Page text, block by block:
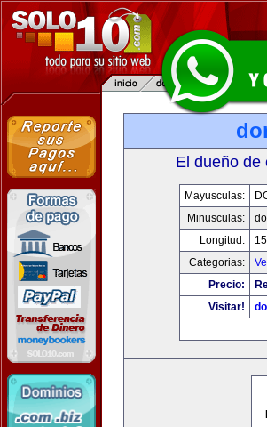
El dueño de
Mayusculas:
Minusculas:
Longitud:
Categorias:
Precio:
Visitar!